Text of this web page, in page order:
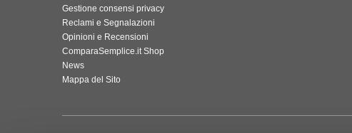
Gestione consensi privacy
Reclami e Segnalazioni
Opinioni e Recensioni
ComparaSemplice.it Shop
News
Mappa del Sito